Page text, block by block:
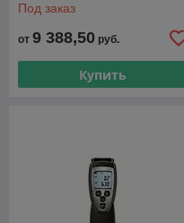
Под заказ
от 9 388,50 руб.
Купить